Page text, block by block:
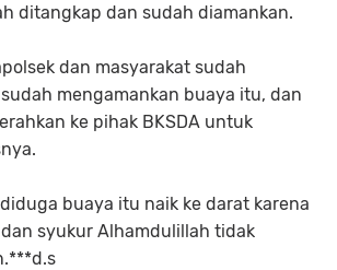
ditangkap dan sudah diamankan.
dan masyarakat sudah
mengamankan buaya itu, dan
ke pihak BKSDA untuk
buaya itu naik ke darat karena
syukur Alhamdulillah tidak